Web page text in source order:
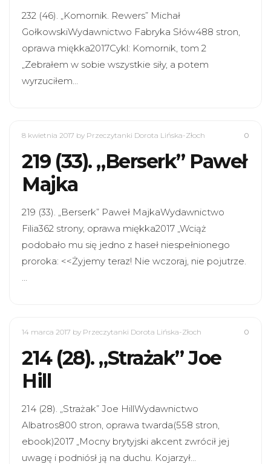
232 (46). „Komornik. Rewers” Michał
GołkowskiWydawnictwo Fabryka Słów488 stron,
oprawa miękka2017Cykl: Komornik, tom 2
„Zebrałem w sobie wszystkie siły, a potem
wyrzuciłem…
8 kwietnia 2017 by Przeczytanki Dorota Lińska-Złoch 0
219 (33). „Berserk” Paweł
Majka
219 (33). „Berserk” Paweł MajkaWydawnictwo
Filia362 strony, oprawa miękka2017 „Wciąż
podobało mu się jedno z haseł niespełnionego
proroka: <<Żyjemy teraz! Nie wczoraj, nie pojutrze.
…
14 marca 2017 by Przeczytanki Dorota Lińska-Złoch 0
214 (28). „Strażak” Joe
Hill
214 (28). „Strażak” Joe HillWydawnictwo
Albatros800 stron, oprawa twarda(558 stron,
ebook)2017 „Mocny brytyjski akcent zwrócił jej
uwagę i podniósł ją na duchu. Kojarzył…